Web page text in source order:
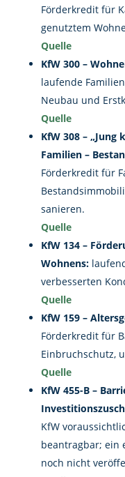
Förderkredit für
genutztem
Quelle
KfW 300 –
laufende
Neubau und
Quelle
KfW 308 –
Familien –
Förderkredit für
sanieren.
Quelle
KfW 134 –
Wohnens:
verbesserten
Quelle
KfW 159 –
Förderkredit für
Einbruchschutz,
Quelle
KfW 455-B –
KfW
beantragbar; ein
noch nicht